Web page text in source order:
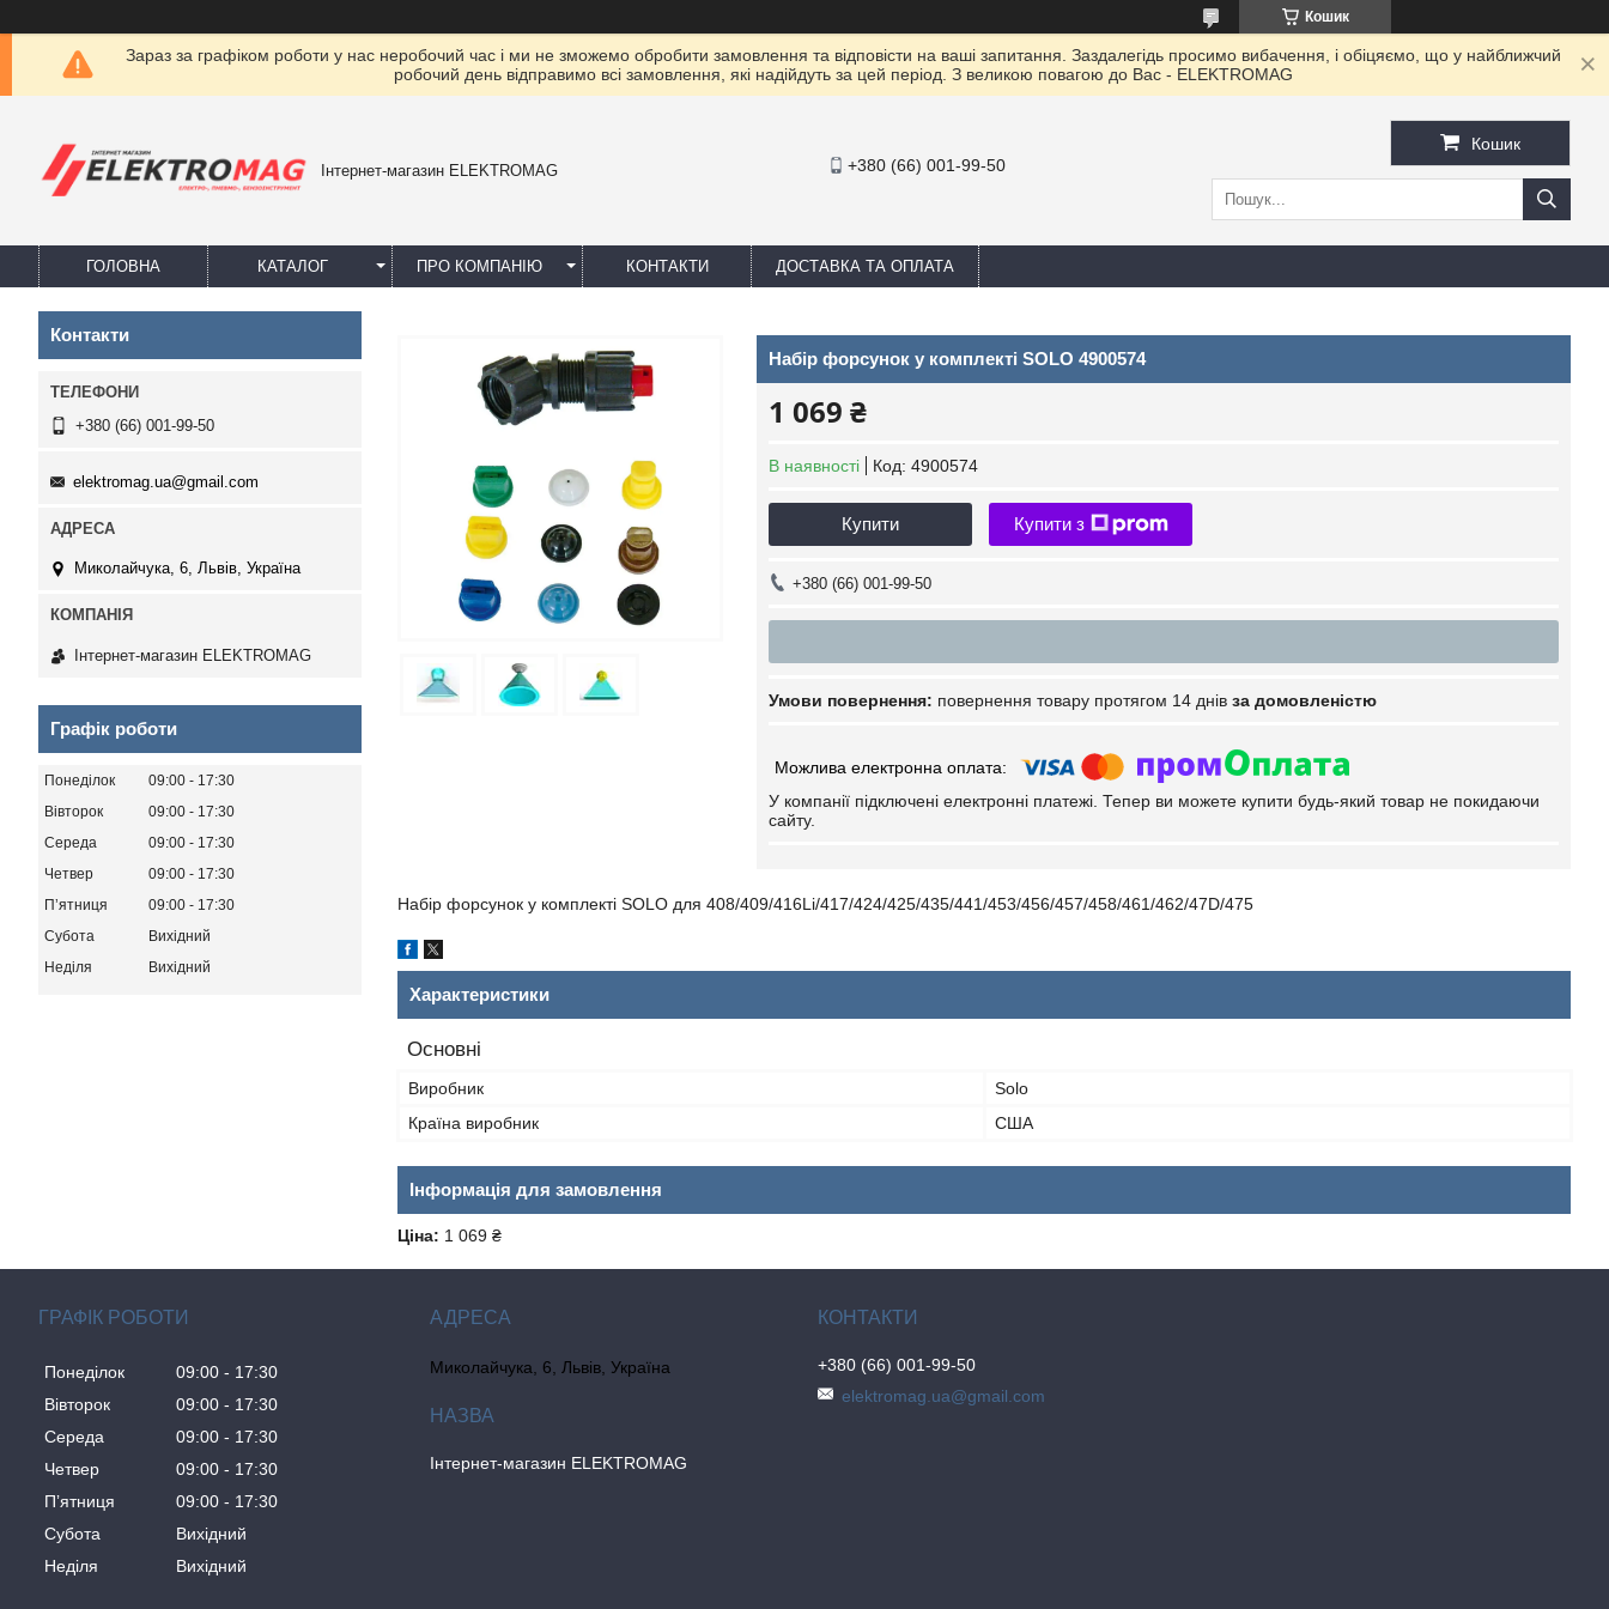
Кошик
Зараз за графіком роботи у нас неробочий час і ми не зможемо обробити замовлення та відповісти на ваші запитання. Заздалегідь просимо вибачення, і обіцяємо, що у найближчий
робочий день відправимо всі замовлення, які надійдуть за цей період. З великою повагою до Ваc - ELEKTROMAG
Інтернет-магазин ELEKTROMAG +380 (66) 001-99-50
Кошик
ГОЛОВНА КАТАЛОГ ПРО КОМПАНІЮ КОНТАКТИ ДОСТАВКА ТА ОПЛАТА
Набір форсунок у комплекті SOLO 4900574
1 069 ₴
В наявності Код: 4900574
Купити Купити з
+380 (66) 001-99-50
повернення товару протягом 14 днів за домовленістю
У компанії підключені електронні платежі. Тепер ви можете купити будь-який товар не покидаючи
сайту.
Набір форсунок у комплекті SOLO для 408/409/416Li/417/424/425/435/441/453/456/457/458/461/462/47D/475
Характеристики
Основні
Виробник
Solo
Країна виробник
США
Інформація для замовлення
Ціна: 1 069 ₴
Контакти
+380 (66) 001-99-50
elektromag.ua@gmail.com
Миколайчука, 6, Львів, Україна
Інтернет-магазин ELEKTROMAG
Графік роботи
Понеділок 09:00
17:30
Вівторок
09:00
17:30
Середа
09:00
17:30
Четвер
09:00
17:30
Пʼятниця
09:00
17:30
Субота
Вихідний
Неділя
Вихідний
ГРАФІК РОБОТИ
Понеділок 09:00
17:30
Вівторок
09:00
17:30
Середа
09:00
17:30
Четвер
09:00
17:30
Пʼятниця
09:00
17:30
Субота
Вихідний
Неділя
Вихідний
Миколайчука, 6, Львів, Україна
Інтернет-магазин ELEKTROMAG
+380 (66) 001-99-50
elektromag.ua@gmail.com